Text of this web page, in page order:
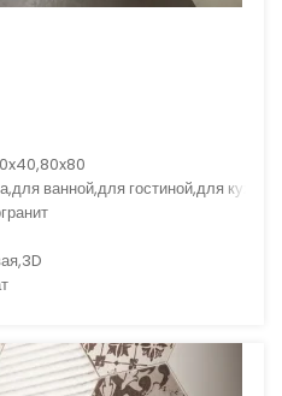
ванной,для гостиной,для кухни